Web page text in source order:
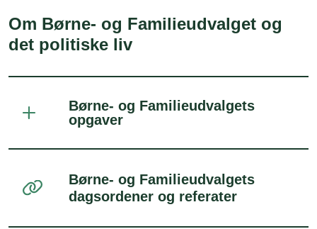
Om Børne- og Familieudvalget og
det politiske liv
Børne- og Familieudvalgets
opgaver
Børne- og Familieudvalgets
dagsordener og referater